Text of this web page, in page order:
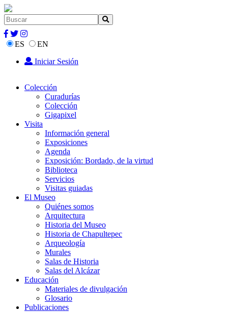
ES
EN
Iniciar Sesión
Colección
Curadurías
Colección
Gigapixel
Visita
Información general
Exposiciones
Agenda
Exposición: Bordado, de la virtud
Biblioteca
Servicios
Visitas guiadas
El Museo
Quiénes somos
Arquitectura
Historia del Museo
Historia de Chapultepec
Arqueología
Murales
Salas de Historia
Salas del Alcázar
Educación
Materiales de divulgación
Glosario
Publicaciones